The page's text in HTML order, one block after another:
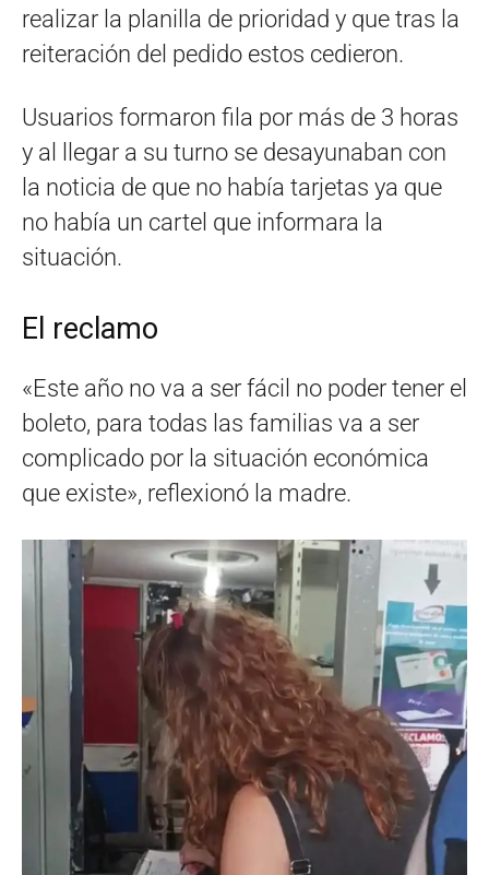
realizar la planilla de prioridad y que tras la
reiteración del pedido estos cedieron.
Usuarios formaron fila por más de 3 horas
y al llegar a su turno se desayunaban con
la noticia de que no había tarjetas ya que
no había un cartel que informara la
situación.
El reclamo
«Este año no va a ser fácil no poder tener el
boleto, para todas las familias va a ser
complicado por la situación económica
que existe», reflexionó la madre.